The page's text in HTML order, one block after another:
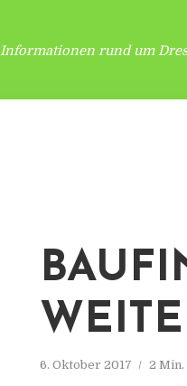
rund um
6. Oktober 2017 2 Min.